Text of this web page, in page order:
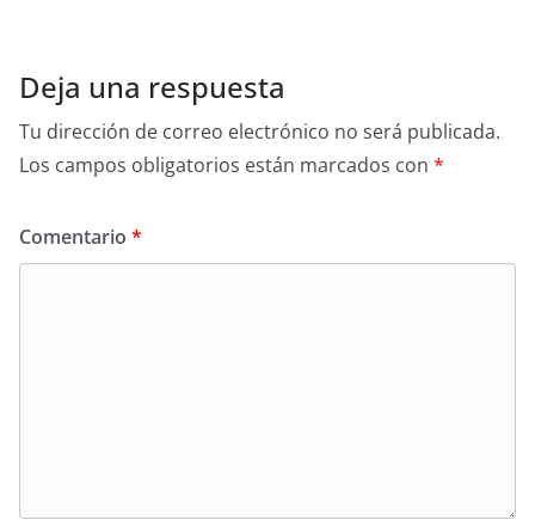
Deja una respuesta
Tu dirección de correo electrónico no será publicada.
Los campos obligatorios están marcados con *
Comentario *